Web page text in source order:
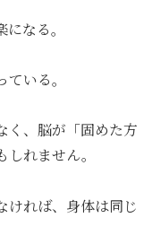
なる。
いる。
く、脳が「固めた方
れません。
ければ、身体は同じ